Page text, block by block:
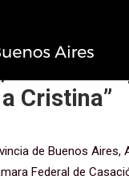
veremos
Cristina”
de Buenos Aires,
Federal de